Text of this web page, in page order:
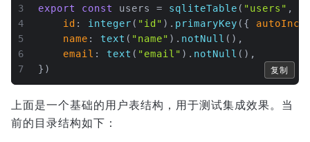
3
4
5
6
7
export const users = sqliteTable ( "users" , {
id : integer ( "id" ). primaryKey ({
name : text ( "name" ). notNull (),
email : text ( "email" ). notNull (),
})
复制
上面是一个基础的用户表结构，用于测试集成效果。当
前的目录结构如下：